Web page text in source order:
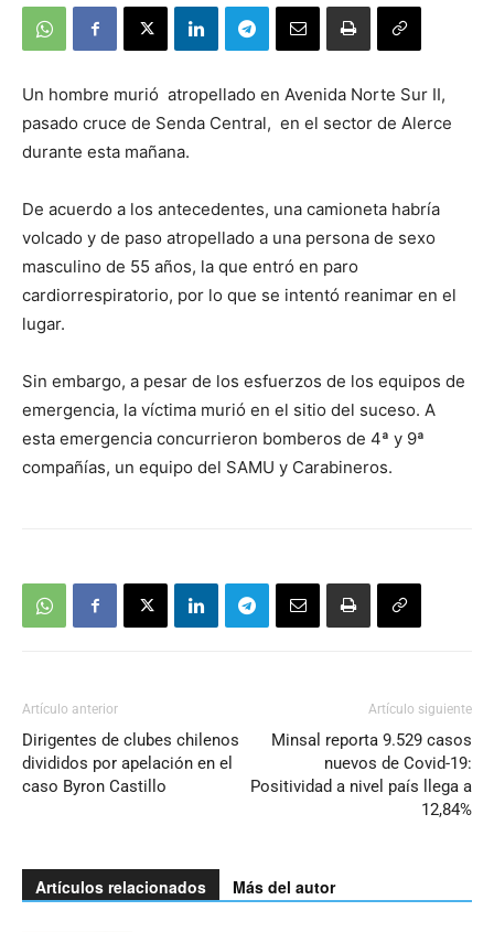
Un hombre murió atropellado en Avenida Norte Sur II,
pasado cruce de Senda Central, en el sector de Alerce
durante esta mañana.
De acuerdo a los antecedentes, una camioneta habría
volcado y de paso atropellado a una persona de sexo
masculino de 55 años, la que entró en paro
cardiorrespiratorio, por lo que se intentó reanimar en el
lugar.
Sin embargo, a pesar de los esfuerzos de los equipos de
emergencia, la víctima murió en el sitio del suceso. A
esta emergencia concurrieron bomberos de 4ª y 9ª
compañías, un equipo del SAMU y Carabineros.
Artículo anterior
Dirigentes de clubes chilenos
divididos por apelación en el
caso Byron Castillo
Artículo siguiente
Minsal reporta 9.529 casos
nuevos de Covid-19:
Positividad a nivel país llega a
12,84%
Artículos relacionados Más del autor